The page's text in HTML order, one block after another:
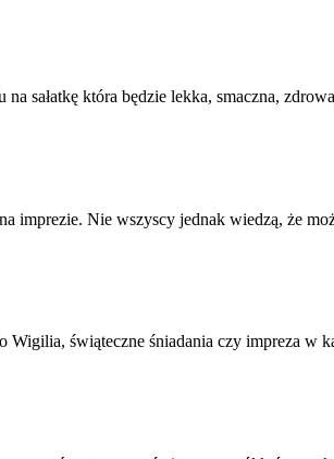
na sałatkę która będzie lekka, smaczna,
imprezie. Nie wszyscy jednak wiedzą, że
Wigilia, świąteczne śniadania czy impreza w